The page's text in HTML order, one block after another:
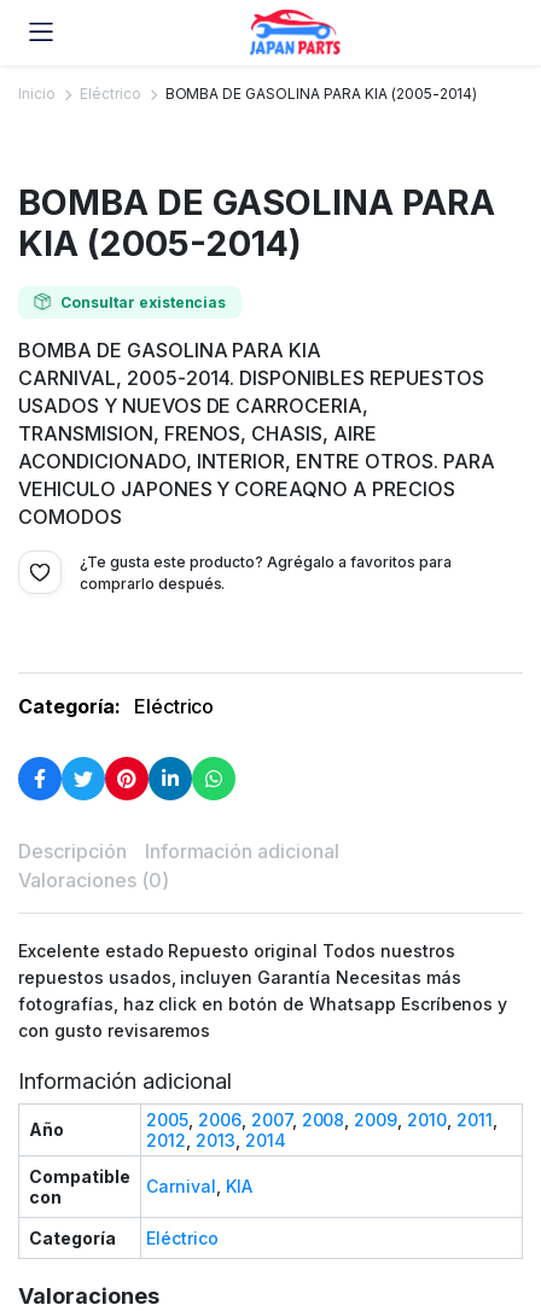
Inicio Eléctrico BOMBA DE GASOLINA PARA KIA (2005-2014)
BOMBA DE GASOLINA PARA
KIA (2005-2014)
Consultar existencias
BOMBA DE GASOLINA PARA KIA
CARNIVAL, 2005-2014. DISPONIBLES REPUESTOS
USADOS Y NUEVOS DE CARROCERIA,
TRANSMISION, FRENOS, CHASIS, AIRE
ACONDICIONADO, INTERIOR, ENTRE OTROS. PARA
VEHICULO JAPONES Y COREAQNO A PRECIOS
COMODOS
¿Te gusta este producto? Agrégalo a favoritos para
comprarlo después.
Categoría: Eléctrico
Descripción
Información adicional
Valoraciones (0)
Excelente estado Repuesto original Todos nuestros
repuestos usados, incluyen Garantía Necesitas más
fotografías, haz click en botón de Whatsapp Escríbenos y
con gusto revisaremos
Información adicional
Año 2005, 2006, 2007, 2008, 2009, 2010, 2011,
2012, 2013, 2014
Compatible
con
Carnival, KIA
Categoría Eléctrico
Valoraciones